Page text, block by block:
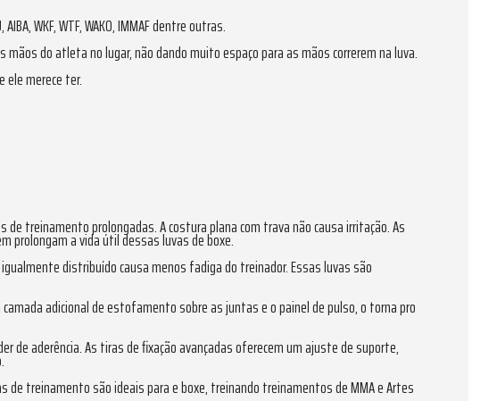
WKF, WTF, WAKO, IMMAF dentre outras.
do atleta no lugar, não dando muito espaço para as mãos correrem na luva.
ele merece ter.
treinamento prolongadas. A costura plana com trava não causa irritação. As
prolongam a vida útil dessas luvas de boxe.
distribuído causa menos fadiga do treinador. Essas luvas são
adicional de estofamento sobre as juntas e o painel de pulso, o torna pro
de aderência. As tiras de fixação avançadas oferecem um ajuste de suporte,
treinamento são ideais para e boxe, treinando treinamentos de MMA e Artes